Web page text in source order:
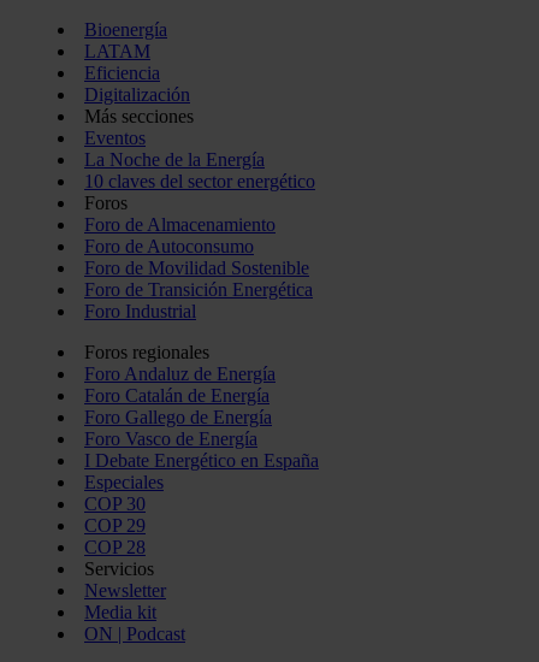
Bioenergía
LATAM
Eficiencia
Digitalización
Más secciones
Eventos
La Noche de la Energía
10 claves del sector energético
Foros
Foro de Almacenamiento
Foro de Autoconsumo
Foro de Movilidad Sostenible
Foro de Transición Energética
Foro Industrial
Foros regionales
Foro Andaluz de Energía
Foro Catalán de Energía
Foro Gallego de Energía
Foro Vasco de Energía
I Debate Energético en España
Especiales
COP 30
COP 29
COP 28
Servicios
Newsletter
Media kit
ON | Podcast